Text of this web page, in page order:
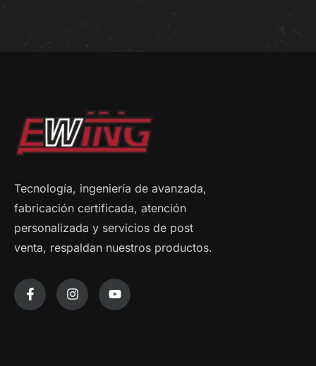
Tecnología, ingeniería de avanzada,
fabricación certificada, atención
personalizada y servicios de post
venta, respaldan nuestros productos.